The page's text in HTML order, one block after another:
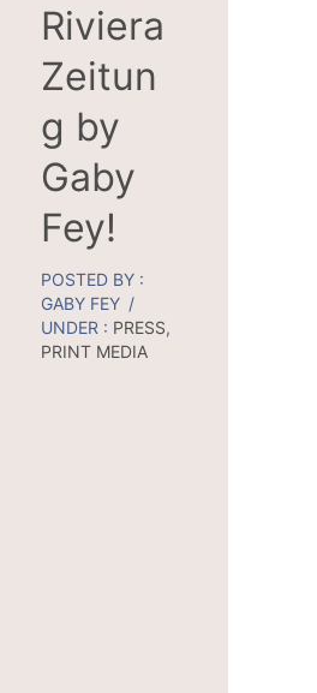
Riviera
Zeitun
g by
Gaby
Fey!
POSTED BY :
GABY FEY /
UNDER : PRESS,
PRINT MEDIA